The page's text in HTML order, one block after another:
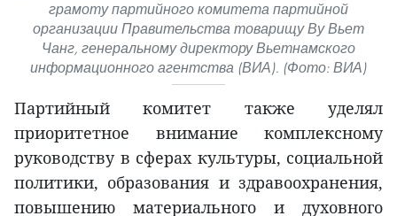
грамоту партийного комитета партийной
организации Правительства товарищу Ву Вьет
Чанг, генеральному директору Вьетнамского
информационного агентства (ВИА). (Фото: ВИА)
Партийный комитет также уделял
приоритетное внимание комплексному
руководству в сферах культуры, социальной
политики, образования и здравоохранения,
повышению материального и духовного